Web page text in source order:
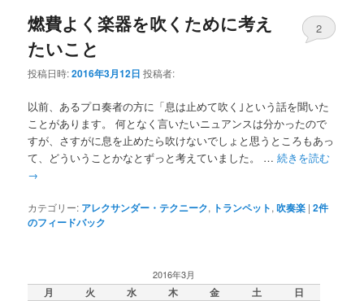
テ
ン
ツ
へ
動
ン
ツ
へ
移
燃費よく楽器を吹くために考え
たいこと
投稿日時:2016年3月12日 投稿者:
2
以前、あるプロ奏者の方に「息は止めて吹く｣という話を聞いた
ことがあります。 何となく言いたいニュアンスは分かったので
すが、さすがに息を止めたら吹けないでしょと思うところもあっ
て、どういうことかなとずっと考えていました。 …続きを読む
→
カテゴリー: アレクサンダー・テクニーク, トランペット,吹奏楽 |2件
のフィードバック
2016年3月
月 火 水 木 金 土
日